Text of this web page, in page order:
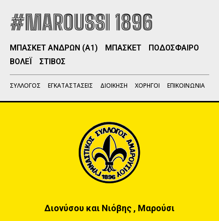
#MAROUSSI 1896
ΜΠΑΣΚΕΤ ΑΝΔΡΩΝ (Α1) ΜΠΑΣΚΕΤ
ΠΟΔΟΣΦΑΙΡΟ
ΒΟΛΕΪ
ΣΤΙΒΟΣ
ΣΥΛΛΟΓΟΣ ΕΓΚΑΤΑΣΤΑΣΕΙΣ ΔΙΟΙΚΗΣΗ ΧΟΡΗΓΟΙ ΕΠΙΚΟΙΝΩΝΙΑ
Διονύσου και Νιόβης , Μαρούσι